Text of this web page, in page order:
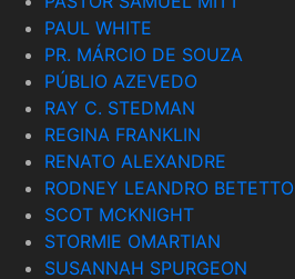
PAUL WHITE
PR. MÁRCIO DE SOUZA
PÚBLIO AZEVEDO
RAY C. STEDMAN
REGINA FRANKLIN
RENATO ALEXANDRE
RODNEY LEANDRO BETETTO
SCOT MCKNIGHT
STORMIE OMARTIAN
SUSANNAH SPURGEON